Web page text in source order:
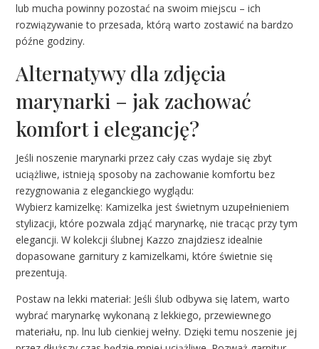
lub mucha powinny pozostać na swoim miejscu – ich
rozwiązywanie to przesada, którą warto zostawić na bardzo
późne godziny.
Alternatywy dla zdjęcia
marynarki – jak zachować
komfort i elegancję?
Jeśli noszenie marynarki przez cały czas wydaje się zbyt
uciążliwe, istnieją sposoby na zachowanie komfortu bez
rezygnowania z eleganckiego wyglądu:
Wybierz kamizelkę: Kamizelka jest świetnym uzupełnieniem
stylizacji, które pozwala zdjąć marynarkę, nie tracąc przy tym
elegancji. W kolekcji ślubnej Kazzo znajdziesz idealnie
dopasowane garnitury z kamizelkami, które świetnie się
prezentują.
Postaw na lekki materiał: Jeśli ślub odbywa się latem, warto
wybrać marynarkę wykonaną z lekkiego, przewiewnego
materiału, np. lnu lub cienkiej wełny. Dzięki temu noszenie jej